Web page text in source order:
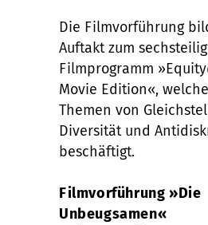
Die Filmvorführung
Auftakt zum
Filmprogramm
Movie Edition«,
Themen von
Diversität und
beschäftigt.
Filmvorführung »Die
Unbeugsamen«